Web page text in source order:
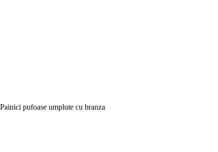
Painici pufoase umplute cu branza